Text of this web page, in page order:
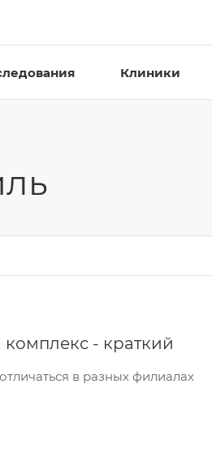
Клиники
- краткий
в разных филиалах